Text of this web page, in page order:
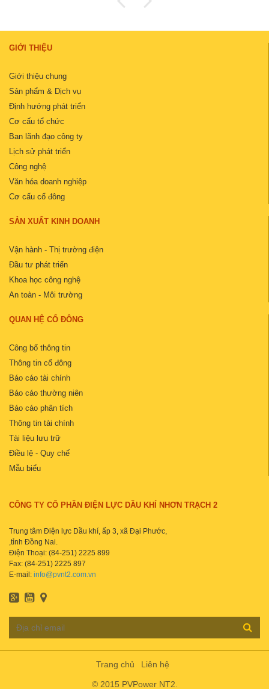
GIỚI THIỆU
Giới thiệu chung
Sản phẩm & Dịch vụ
Định hướng phát triển
Cơ cấu tổ chức
Ban lãnh đạo công ty
Lịch sử phát triển
Công nghệ
Văn hóa doanh nghiệp
Cơ cấu cổ đông
SẢN XUẤT KINH DOANH
Vận hành - Thị trường điện
Đầu tư phát triển
Khoa học công nghệ
An toàn - Môi trường
QUAN HỆ CỔ ĐÔNG
Công bố thông tin
Thông tin cổ đông
Báo cáo tài chính
Báo cáo thường niên
Báo cáo phân tích
Thông tin tài chính
Tài liệu lưu trữ
Điều lệ - Quy chế
Mẫu biểu
CÔNG TY CỔ PHẦN ĐIỆN LỰC DẦU KHÍ NHƠN TRẠCH 2
Trung tâm Điện lực Dầu khí, ấp 3, xã Đại Phước,
,tỉnh Đồng Nai.
Điện Thoại: (84-251) 2225 899
Fax: (84-251) 2225 897
E-mail: info@pvnt2.com.vn
Trang chủ Liên hệ
© 2015 PVPower NT2.